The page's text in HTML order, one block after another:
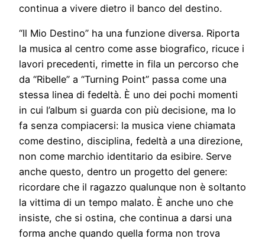
continua a vivere dietro il banco del destino.
“Il Mio Destino” ha una funzione diversa. Riporta
la musica al centro come asse biografico, ricuce i
lavori precedenti, rimette in fila un percorso che
da “Ribelle” a “Turning Point” passa come una
stessa linea di fedeltà. È uno dei pochi momenti
in cui l’album si guarda con più decisione, ma lo
fa senza compiacersi: la musica viene chiamata
come destino, disciplina, fedeltà a una direzione,
non come marchio identitario da esibire. Serve
anche questo, dentro un progetto del genere:
ricordare che il ragazzo qualunque non è soltanto
la vittima di un tempo malato. È anche uno che
insiste, che si ostina, che continua a darsi una
forma anche quando quella forma non trova